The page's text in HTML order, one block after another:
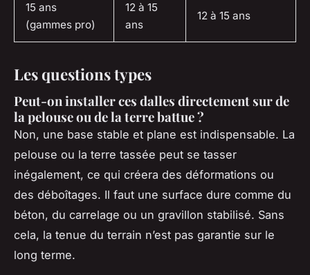
15 ans
(gammes pro)
12 à 15
ans
12 à 15 ans
Les questions types
Peut-on installer ces dalles directement sur de
la pelouse ou de la terre battue ?
Non, une base stable et plane est indispensable. La
pelouse ou la terre tassée peut se tasser
inégalement, ce qui créera des déformations ou
des déboîtages. Il faut une surface dure comme du
béton, du carrelage ou un gravillon stabilisé. Sans
cela, la tenue du terrain n’est pas garantie sur le
long terme.